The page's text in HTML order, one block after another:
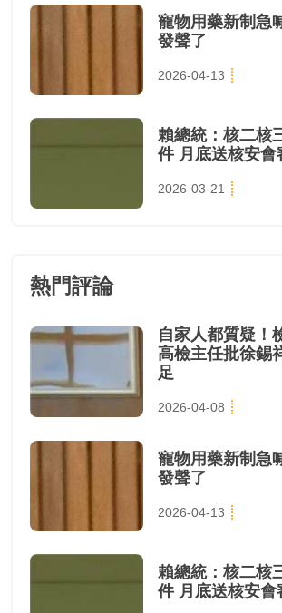
寵物用藥新制
發聲了
2026-04-13
賴總統：核二核
件 月底送核安會
2026-03-21
熱門評論
自家人都質疑！
高檢主任批徐錫
足
2026-04-08
寵物用藥新制
發聲了
2026-04-13
賴總統：核二核
件 月底送核安會